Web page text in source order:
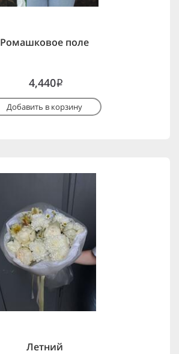
Ромашковое поле
4,440i
Добавить в корзину
Летний